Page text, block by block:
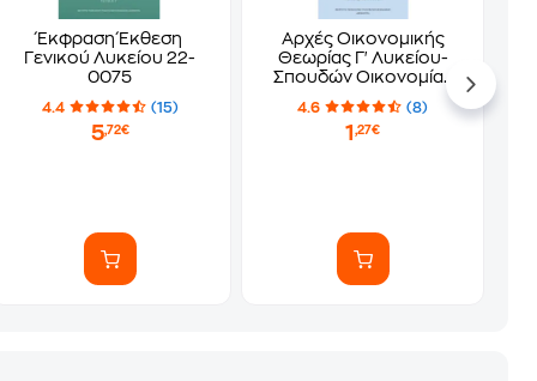
Έκφραση Έκθεση
Γενικού Λυκείου 22-
0075
4.4 (15)
5,72€
Αρχές Οικονομικής
Θεωρίας Γ' Λυκείου-
Σπουδών Οικονομίας
Πληροφορικής, Λύσεις
Ασκήσεων 22-0128
4.6 (8)
1,27€